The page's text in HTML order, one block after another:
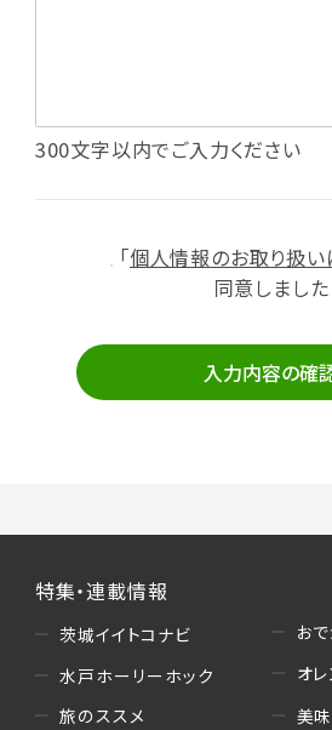
・投稿したクチコミ情報、写真
・メールマガジン、お知らせ、
（2）ユーザーからのお問い合
せの内容確認、返答
・当サービスの品質改善
・読者プレゼント、アンケート等
施するキャンペーンの抽選、
び発送 ・ユーザーの趣向や
（5）広告主への問い合わせ・
300文字以内でご入力ください
「個人情報のお取り扱い
同意しました
入力内容の確
特集・連載情報
茨城イイトコナビ
水戸ホーリーホック
旅のススメ
お
オ
美